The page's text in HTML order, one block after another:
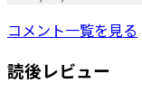
コメント一覧を見る
読後レビュー